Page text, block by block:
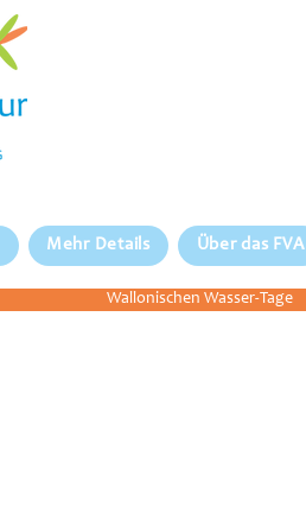
Mehr Details Über das FVA
Wallonischen Wasser-Tage